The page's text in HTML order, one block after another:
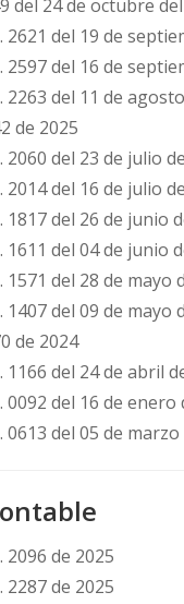
del 24 de octubre
2621 del 19 de
2597 del 16 de
2263 del 11 de
de 2025
2060 del 23 de julio
2014 del 16 de julio
1817 del 26 de junio
1611 del 04 de junio
1571 del 28 de mayo
1407 del 09 de mayo
de 2024
1166 del 24 de abril
0092 del 16 de enero
0613 del 05 de
2096 de 2025
2287 de 2025